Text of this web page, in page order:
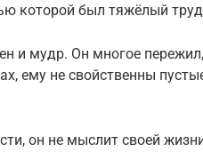
которой был тяжёлый
и мудр. Он многое
ему не свойственны
он не мыслит своей